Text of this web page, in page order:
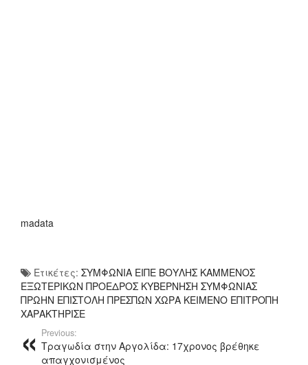
madata
Ετικέτες: ΣΥΜΦΩΝΙΑ ΕΙΠΕ ΒΟΥΛΗΣ ΚΑΜΜΕΝΟΣ
ΕΞΩΤΕΡΙΚΩΝ ΠΡΟΕΔΡΟΣ ΚΥΒΕΡΝΗΣΗ ΣΥΜΦΩΝΙΑΣ
ΠΡΩΗΝ ΕΠΙΣΤΟΛΗ ΠΡΕΣΠΩΝ ΧΩΡΑ ΚΕΙΜΕΝΟ ΕΠΙΤΡΟΠΗ
ΧΑΡΑΚΤΗΡΙΣΕ
Previous:
Τραγωδία στην Αργολίδα: 17χρονος βρέθηκε
απαγχονισμένος